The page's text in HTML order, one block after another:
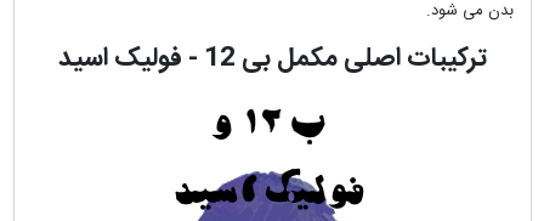
بدن می شود.
ترکیبات اصلی مکمل بی 12 - فولیک اسید